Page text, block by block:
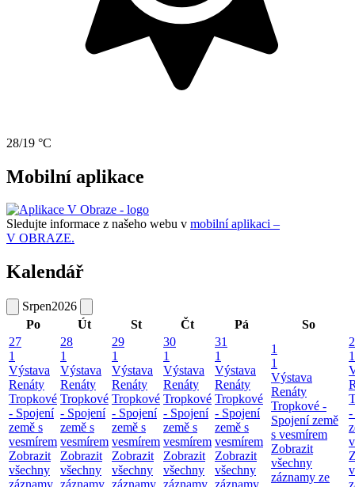
28/19 °C
Mobilní aplikace
Sledujte informace z našeho webu v mobilní aplikaci –
V OBRAZE.
Kalendář
Srpen2026
Po
Út St Čt Pá
So
27
1
Výstava
Renáty
Tropkové
- Spojení
země s
vesmírem
Zobrazit
všechny
28
1
Výstava
Renáty
Tropkové
- Spojení
země s
vesmírem
Zobrazit
všechny
29
1
Výstava
Renáty
Tropkové
- Spojení
země s
vesmírem
Zobrazit
všechny
30
1
Výstava
Renáty
Tropkové
- Spojení
země s
vesmírem
Zobrazit
všechny
31
1
Výstava
Renáty
Tropkové
- Spojení
země s
vesmírem
Zobrazit
všechny
1
1
Výstava
Renáty
Tropkové -
Spojení země
s vesmírem
Zobrazit
všechny
záznamy ze
2
1
-